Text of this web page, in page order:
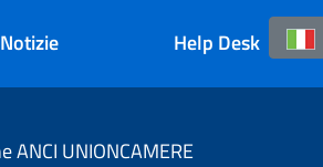
Notizie Help Desk
ANCI UNIONCAMERE